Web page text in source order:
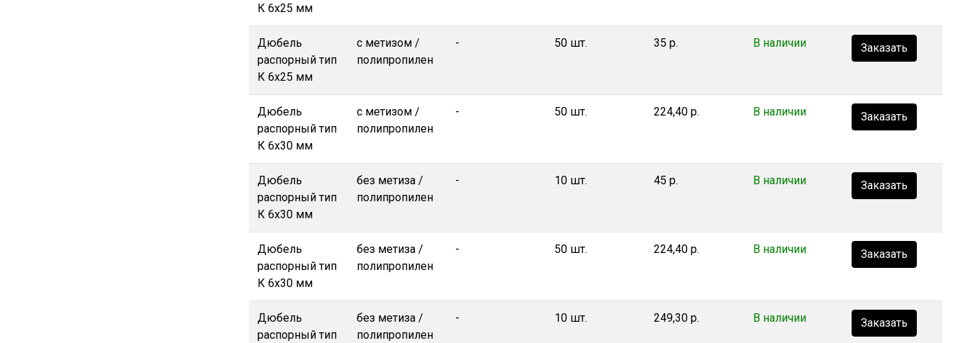
К 6х25 мм
Дюбель
распорный тип
К 6х25 мм
с метизом /
полипропилен
- 50 шт. 35 р. В наличии Заказать
Дюбель
распорный тип
К 6х30 мм
с метизом /
полипропилен
- 50 шт. 224,40 р. В наличии Заказать
Дюбель
распорный тип
К 6х30 мм
без метиза /
полипропилен
- 10 шт. 45 р. В наличии Заказать
Дюбель
распорный тип
К 6х30 мм
без метиза /
полипропилен
- 50 шт. 224,40 р. В наличии Заказать
Дюбель
распорный тип
без метиза /
полипропилен
- 10 шт. 249,30 р. В наличии Заказать